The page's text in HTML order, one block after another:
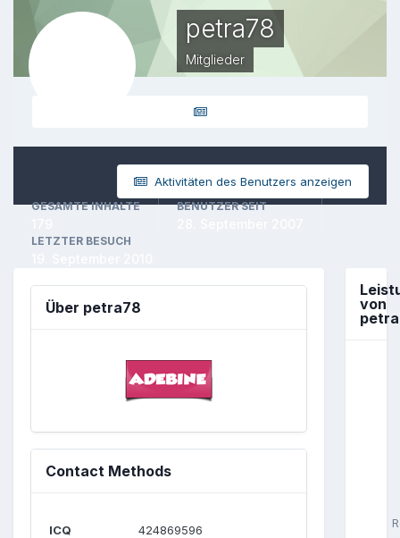
petra78
Mitglieder
Aktivitäten des Benutzers anzeigen
GESAMTE INHALTE BENUTZER SEIT
LETZTER BESUCH
Über petra78
Contact Methods
ICQ 424869596
von